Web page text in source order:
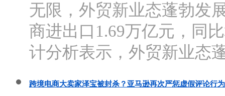
无限，外贸新业态蓬勃发
商进出口1.69万亿元，同
计分析表示，外贸新业态
跨境电商大卖家泽宝被封杀？亚马逊再次严惩虚假评论行为